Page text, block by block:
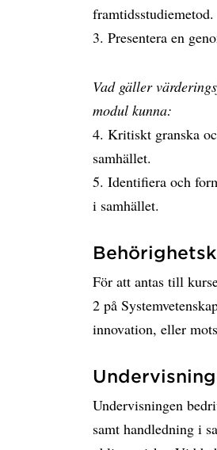
framtidsstudiemetod.
3. Presentera en
Vad gäller
modul kunna:
4. Kritiskt granska
samhället.
5. Identifiera och
i samhället.
För att antas till
2 på
innovation, eller
Undervisningen
samt handledning i